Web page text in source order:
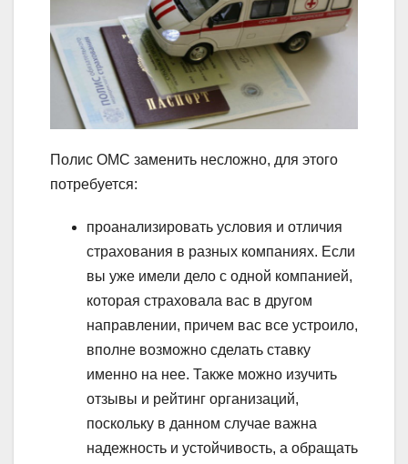
Полис ОМС заменить несложно, для этого
потребуется:
проанализировать условия и отличия
страхования в разных компаниях. Если
вы уже имели дело с одной компанией,
которая страховала вас в другом
направлении, причем вас все устроило,
вполне возможно сделать ставку
именно на нее. Также можно изучить
отзывы и рейтинг организаций,
поскольку в данном случае важна
надежность и устойчивость, а обращать